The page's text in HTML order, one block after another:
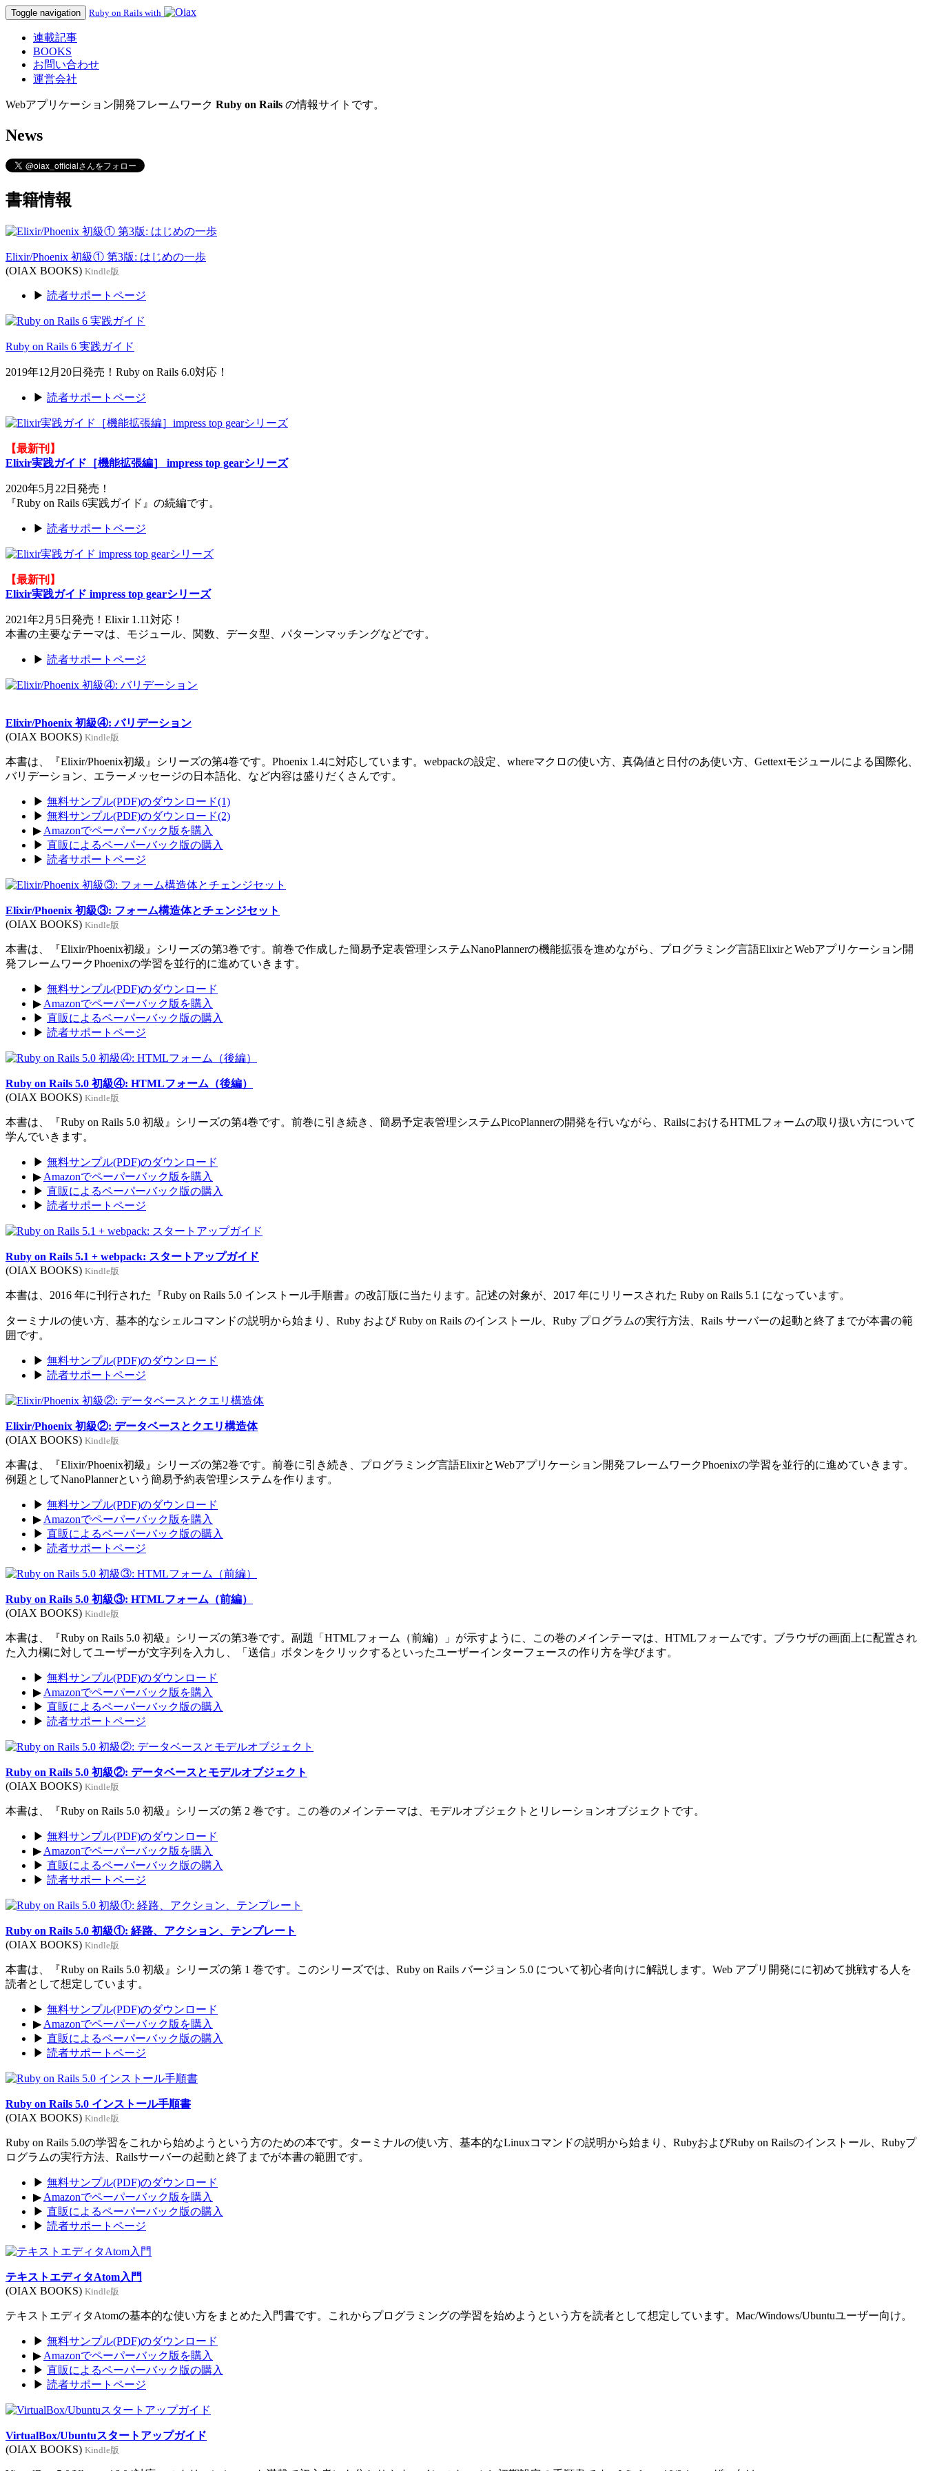
Toggle navigation Ruby on Rails with
連載記事
BOOKS
お問い合わせ
運営会社
Webアプリケーション開発フレームワーク Ruby on Rails の情報サイトです。
News
書籍情報
Elixir/Phoenix 初級① 第3版: はじめの一歩
(OIAX BOOKS) Kindle版
▶ 読者サポートページ
Ruby on Rails 6 実践ガイド
2019年12月20日発売！Ruby on Rails 6.0対応！
▶ 読者サポートページ
【最新刊】
Elixir実践ガイド［機能拡張編］ impress top gearシリーズ
2020年5月22日発売！
『Ruby on Rails 6実践ガイド』の続編です。
▶ 読者サポートページ
【最新刊】
Elixir実践ガイド impress top gearシリーズ
2021年2月5日発売！Elixir 1.11対応！
本書の主要なテーマは、モジュール、関数、データ型、パターンマッチングなどです。
▶ 読者サポートページ
Elixir/Phoenix 初級④: バリデーション
(OIAX BOOKS) Kindle版
本書は、『Elixir/Phoenix初級』シリーズの第4巻です。Phoenix 1.4に対応しています。webpackの設定、whereマクロの使い方、真偽値と日付のあ使い方、Gettextモジュールによる国際化、
バリデーション、エラーメッセージの日本語化、など内容は盛りだくさんです。
▶ 無料サンプル(PDF)のダウンロード(1)
▶ 無料サンプル(PDF)のダウンロード(2)
▶ Amazonでペーパーバック版を購入
▶ 直販によるペーパーバック版の購入
▶ 読者サポートページ
Elixir/Phoenix 初級③: フォーム構造体とチェンジセット
(OIAX BOOKS) Kindle版
本書は、『Elixir/Phoenix初級』シリーズの第3巻です。前巻で作成した簡易予定表管理システムNanoPlannerの機能拡張を進めながら、プログラミング言語ElixirとWebアプリケーション開
発フレームワークPhoenixの学習を並行的に進めていきます。
▶ 無料サンプル(PDF)のダウンロード
▶ Amazonでペーパーバック版を購入
▶ 直販によるペーパーバック版の購入
▶ 読者サポートページ
Ruby on Rails 5.0 初級④: HTMLフォーム（後編）
(OIAX BOOKS) Kindle版
本書は、『Ruby on Rails 5.0 初級』シリーズの第4巻です。前巻に引き続き、簡易予定表管理システムPicoPlannerの開発を行いながら、RailsにおけるHTMLフォームの取り扱い方について
学んでいきます。
▶ 無料サンプル(PDF)のダウンロード
▶ Amazonでペーパーバック版を購入
▶ 直販によるペーパーバック版の購入
▶ 読者サポートページ
Ruby on Rails 5.1 + webpack: スタートアップガイド
(OIAX BOOKS) Kindle版
本書は、2016 年に刊行された『Ruby on Rails 5.0 インストール手順書』の改訂版に当たります。記述の対象が、2017 年にリリースされた Ruby on Rails 5.1 になっています。
ターミナルの使い方、基本的なシェルコマンドの説明から始まり、Ruby および Ruby on Rails のインストール、Ruby プログラムの実行方法、Rails サーバーの起動と終了までが本書の範
囲です。
▶ 無料サンプル(PDF)のダウンロード
▶ 読者サポートページ
Elixir/Phoenix 初級②: データベースとクエリ構造体
(OIAX BOOKS) Kindle版
本書は、『Elixir/Phoenix初級』シリーズの第2巻です。前巻に引き続き、プログラミング言語ElixirとWebアプリケーション開発フレームワークPhoenixの学習を並行的に進めていきます。
例題としてNanoPlannerという簡易予約表管理システムを作ります。
▶ 無料サンプル(PDF)のダウンロード
▶ Amazonでペーパーバック版を購入
▶ 直販によるペーパーバック版の購入
▶ 読者サポートページ
Ruby on Rails 5.0 初級③: HTMLフォーム（前編）
(OIAX BOOKS) Kindle版
本書は、『Ruby on Rails 5.0 初級』シリーズの第3巻です。副題「HTMLフォーム（前編）」が示すように、この巻のメインテーマは、HTMLフォームです。ブラウザの画面上に配置され
た入力欄に対してユーザーが文字列を入力し、「送信」ボタンをクリックするといったユーザーインターフェースの作り方を学びます。
▶ 無料サンプル(PDF)のダウンロード
▶ Amazonでペーパーバック版を購入
▶ 直販によるペーパーバック版の購入
▶ 読者サポートページ
Ruby on Rails 5.0 初級②: データベースとモデルオブジェクト
(OIAX BOOKS) Kindle版
本書は、『Ruby on Rails 5.0 初級』シリーズの第 2 巻です。この巻のメインテーマは、モデルオブジェクトとリレーションオブジェクトです。
▶ 無料サンプル(PDF)のダウンロード
▶ Amazonでペーパーバック版を購入
▶ 直販によるペーパーバック版の購入
▶ 読者サポートページ
Ruby on Rails 5.0 初級①: 経路、アクション、テンプレート
(OIAX BOOKS) Kindle版
本書は、『Ruby on Rails 5.0 初級』シリーズの第 1 巻です。このシリーズでは、Ruby on Rails バージョン 5.0 について初心者向けに解説します。Web アプリ開発にに初めて挑戦する人を
読者として想定しています。
▶ 無料サンプル(PDF)のダウンロード
▶ Amazonでペーパーバック版を購入
▶ 直販によるペーパーバック版の購入
▶ 読者サポートページ
Ruby on Rails 5.0 インストール手順書
(OIAX BOOKS) Kindle版
Ruby on Rails 5.0の学習をこれから始めようという方のための本です。ターミナルの使い方、基本的なLinuxコマンドの説明から始まり、RubyおよびRuby on Railsのインストール、Rubyプ
ログラムの実行方法、Railsサーバーの起動と終了までが本書の範囲です。
▶ 無料サンプル(PDF)のダウンロード
▶ Amazonでペーパーバック版を購入
▶ 直販によるペーパーバック版の購入
▶ 読者サポートページ
テキストエディタAtom入門
(OIAX BOOKS) Kindle版
テキストエディタAtomの基本的な使い方をまとめた入門書です。これからプログラミングの学習を始めようという方を読者として想定しています。Mac/Windows/Ubuntuユーザー向け。
▶ 無料サンプル(PDF)のダウンロード
▶ Amazonでペーパーバック版を購入
▶ 直販によるペーパーバック版の購入
▶ 読者サポートページ
VirtualBox/Ubuntuスタートアップガイド
(OIAX BOOKS) Kindle版